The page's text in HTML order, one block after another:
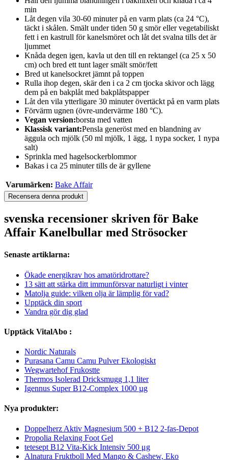
min
Låt degen vila 30-60 minuter på en varm plats (ca 24 °C),
täckt i skålen. Smält under tiden 50 g smör eller vegetabiliskt
fett i en kastrull för kanelsmöret och låt det svalna tills det är
ljummet
Knåda degen igen, kavla ut den till en rektangel (ca 25 x 50
cm) och bred ett tunt lager smält smör/fett
Bred ut kanelsockret jämnt på toppen
Rulla ihop degen, skär den i ca 2 cm tjocka skivor och lägg
dem på en bakplåt med bakplåtspapper
Låt den vila ytterligare 30 minuter övertäckt på en varm plats
Förvärm ugnen (övre-undervärme 180 °C).
Vegan version:borsta med vatten
Klassisk variant:Pensla generöst med en blandning av
äggula och mjölk (50 ml mjölk, 1 ägg, 1 nypa socker, 1 nypa
salt)
Sprinkla med hagelsockerblommor
Bakas i ca 25 minuter tills de är gyllene
Varumärken: Bake Affair
Recensera denna produkt
svenska recensioner skriven för Bake
Affair Kanelbullar med Strösocker
Senaste artiklarna:
Ökade energikrav hos amatöridrottare?
13 sätt att stärka ditt immunförsvar naturligt i vinter
Matolja guide: vilken olja är lämplig för vad?
Upptäck din sport
Vandra gör dig glad
Upptäck VitalAbo :
Nordic Naturals
Purasana Camu Camu Pulver Ekologiskt
Wegwartehof Frukostte
Thermos Isolerad Dricksmugg 1,1 liter
Igennus Super B12-Complex 1000 µg
Nya produkter:
Doppelherz Aktiv Magnesium 500 + B12 2-fas-Depot
Propolia Relaxing Foot Gel
tetesept B12 Vita-Kick Intensiv 500 μg
Alnatura Fruktboll Med Mango & Cashew, Eko